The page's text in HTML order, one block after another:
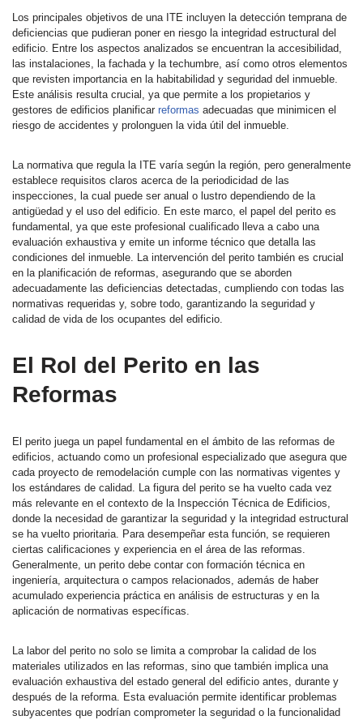
Los principales objetivos de una ITE incluyen la detección temprana de
deficiencias que pudieran poner en riesgo la integridad estructural del
edificio. Entre los aspectos analizados se encuentran la accesibilidad,
las instalaciones, la fachada y la techumbre, así como otros elementos
que revisten importancia en la habitabilidad y seguridad del inmueble.
Este análisis resulta crucial, ya que permite a los propietarios y
gestores de edificios planificar reformas adecuadas que minimicen el
riesgo de accidentes y prolonguen la vida útil del inmueble.
La normativa que regula la ITE varía según la región, pero generalmente
establece requisitos claros acerca de la periodicidad de las
inspecciones, la cual puede ser anual o lustro dependiendo de la
antigüedad y el uso del edificio. En este marco, el papel del perito es
fundamental, ya que este profesional cualificado lleva a cabo una
evaluación exhaustiva y emite un informe técnico que detalla las
condiciones del inmueble. La intervención del perito también es crucial
en la planificación de reformas, asegurando que se aborden
adecuadamente las deficiencias detectadas, cumpliendo con todas las
normativas requeridas y, sobre todo, garantizando la seguridad y
calidad de vida de los ocupantes del edificio.
El Rol del Perito en las
Reformas
El perito juega un papel fundamental en el ámbito de las reformas de
edificios, actuando como un profesional especializado que asegura que
cada proyecto de remodelación cumple con las normativas vigentes y
los estándares de calidad. La figura del perito se ha vuelto cada vez
más relevante en el contexto de la Inspección Técnica de Edificios,
donde la necesidad de garantizar la seguridad y la integridad estructural
se ha vuelto prioritaria. Para desempeñar esta función, se requieren
ciertas calificaciones y experiencia en el área de las reformas.
Generalmente, un perito debe contar con formación técnica en
ingeniería, arquitectura o campos relacionados, además de haber
acumulado experiencia práctica en análisis de estructuras y en la
aplicación de normativas específicas.
La labor del perito no solo se limita a comprobar la calidad de los
materiales utilizados en las reformas, sino que también implica una
evaluación exhaustiva del estado general del edificio antes, durante y
después de la reforma. Esta evaluación permite identificar problemas
subyacentes que podrían comprometer la seguridad o la funcionalidad